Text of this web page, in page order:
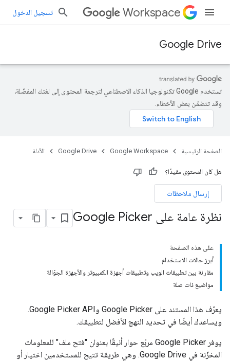
Workspace تسجيل الدخول
Google Drive
تستخدم Google تكنولوجيا الذكاء الاصطناعي لترجمة المحتوى إلى لغتك المفضّلة،
وقد تتضمّن بعض الأخطاء.
الصفحة الرئيسية Google Workspace
Google Drive الأدلة
هل كان المحتوى مفيدًا؟
إرسال ملاحظات
نظرة عامة على Google Picker
على هذه الصفحة
أبرز حالات الاستخدام
مقارنة بين تطبيقات الويب وتطبيقات أجهزة الكمبيوتر والأجهزة الجوّالة
مواضيع ذات صلة
يعرّف هذا المستند على Google Picker وGoogle Picker API.
ويساعدك أيضًا في تحديد النهج الأفضل لتطبيقك.
يوفر Google Picker مربّع حوار أنيقًا بعنوان "فتح ملف" للمعلومات
المخزّنة في Google Drive. وهي طريقة تتيح للمستخدمين اختيار أو